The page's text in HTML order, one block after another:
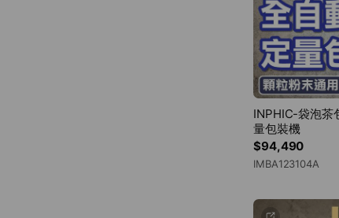
律以雙方正式
正式文件簽署
陳述、討論或
五、雙方確認
為避免爭議，
者），得作
六、規範之修訂
本公司得視實
$94,490
INPHIC-袋泡茶
量包裝機
IMBA123104A